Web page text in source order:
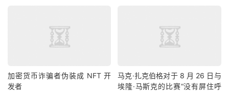
加密货币诈骗者伪装成 NFT 开
发者
马克·扎克伯格对于 8 月 26 日与
埃隆·马斯克的比赛“没有屏住呼